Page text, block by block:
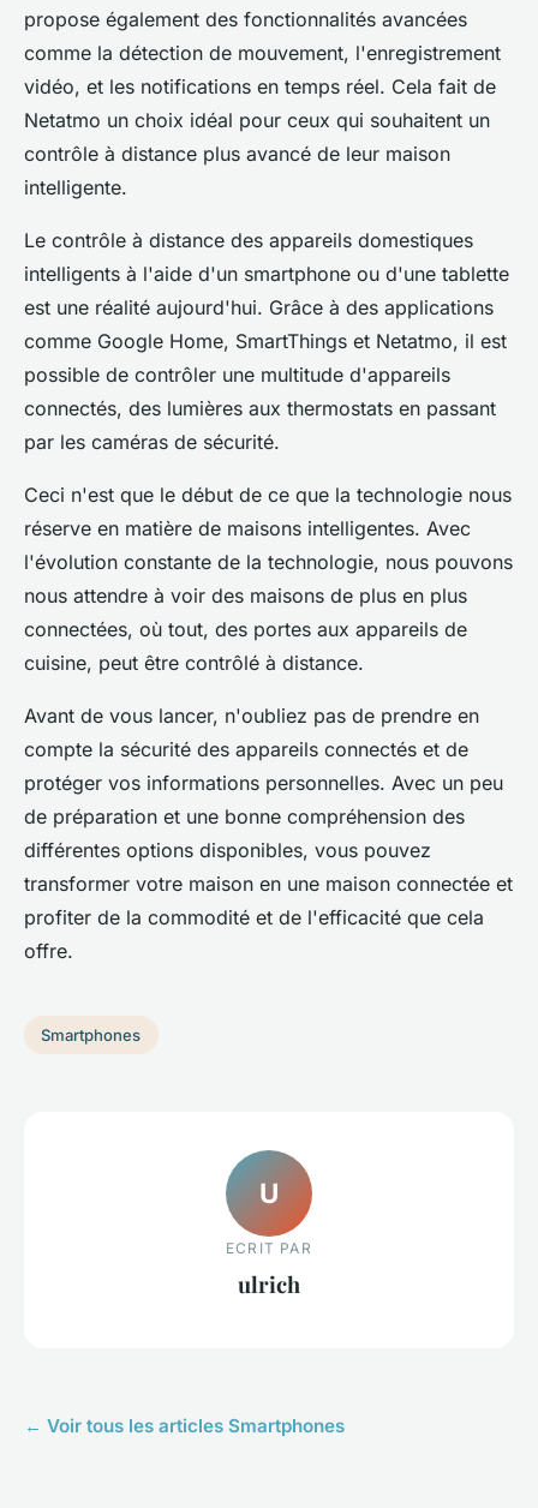
propose également des fonctionnalités avancées
comme la détection de mouvement, l'enregistrement
vidéo, et les notifications en temps réel. Cela fait de
Netatmo un choix idéal pour ceux qui souhaitent un
contrôle à distance plus avancé de leur maison
intelligente.
Le contrôle à distance des appareils domestiques
intelligents à l'aide d'un smartphone ou d'une tablette
est une réalité aujourd'hui. Grâce à des applications
comme Google Home, SmartThings et Netatmo, il est
possible de contrôler une multitude d'appareils
connectés, des lumières aux thermostats en passant
par les caméras de sécurité.
Ceci n'est que le début de ce que la technologie nous
réserve en matière de maisons intelligentes. Avec
l'évolution constante de la technologie, nous pouvons
nous attendre à voir des maisons de plus en plus
connectées, où tout, des portes aux appareils de
cuisine, peut être contrôlé à distance.
Avant de vous lancer, n'oubliez pas de prendre en
compte la sécurité des appareils connectés et de
protéger vos informations personnelles. Avec un peu
de préparation et une bonne compréhension des
différentes options disponibles, vous pouvez
transformer votre maison en une maison connectée et
profiter de la commodité et de l'efficacité que cela
offre.
Smartphones
U
ECRIT PAR
ulrich
← Voir tous les articles Smartphones